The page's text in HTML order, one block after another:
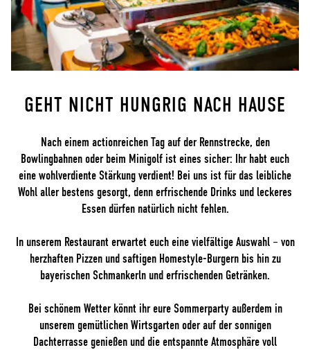
GEHT NICHT HUNGRIG NACH HAUSE
Nach einem actionreichen Tag auf der Rennstrecke, den
Bowlingbahnen oder beim Minigolf ist eines sicher: Ihr habt euch
eine wohlverdiente Stärkung verdient! Bei uns ist für das leibliche
Wohl aller bestens gesorgt, denn erfrischende Drinks und leckeres
Essen dürfen natürlich nicht fehlen.
In unserem Restaurant erwartet euch eine vielfältige Auswahl – von
herzhaften Pizzen und saftigen Homestyle-Burgern bis hin zu
bayerischen Schmankerln und erfrischenden Getränken.
Bei schönem Wetter könnt ihr eure Sommerparty außerdem in
unserem gemütlichen Wirtsgarten oder auf der sonnigen
Dachterrasse genießen und die entspannte Atmosphäre voll